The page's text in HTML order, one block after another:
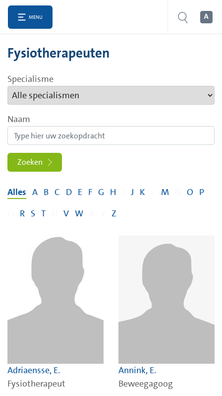
MENU
Fysiotherapeuten
Specialisme
Naam
Zoeken
Alles A B C D E F G H J K M O P
R S T V W Z
Adriaensse, E.
Fysiotherapeut
Annink, E.
Beweegagoog